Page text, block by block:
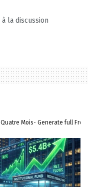
la discussion
Quatre Mois- Generate full